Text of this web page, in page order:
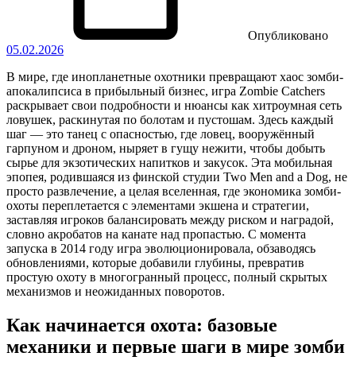
Опубликовано
05.02.2026
В мире, где инопланетные охотники превращают хаос зомби-
апокалипсиса в прибыльный бизнес, игра Zombie Catchers
раскрывает свои подробности и нюансы как хитроумная сеть
ловушек, раскинутая по болотам и пустошам. Здесь каждый
шаг — это танец с опасностью, где ловец, вооружённый
гарпуном и дроном, ныряет в гущу нежити, чтобы добыть
сырье для экзотических напитков и закусок. Эта мобильная
эпопея, родившаяся из финской студии Two Men and a Dog, не
просто развлечение, а целая вселенная, где экономика зомби-
охоты переплетается с элементами экшена и стратегии,
заставляя игроков балансировать между риском и наградой,
словно акробатов на канате над пропастью. С момента
запуска в 2014 году игра эволюционировала, обзаводясь
обновлениями, которые добавили глубины, превратив
простую охоту в многогранный процесс, полный скрытых
механизмов и неожиданных поворотов.
Как начинается охота: базовые
механики и первые шаги в мире зомби